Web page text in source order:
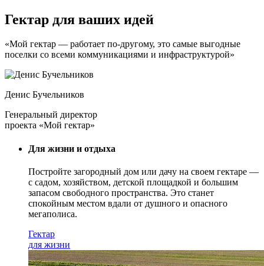
Гектар для ваших идей
«Мой гектар — работает по-другому, это самые выгодные
поселки со всеми коммуникациями и инфраструктурой»
Денис Бучельников
Генеральный директор
проекта «Мой гектар»
Для жизни и отдыха
Постройте загородный дом или дачу на своем гектаре —
с садом, хозяйством, детской площадкой и большим
запасом свободного пространства. Это станет
спокойным местом вдали от душного и опасного
мегаполиса.
Гектар
для жизни